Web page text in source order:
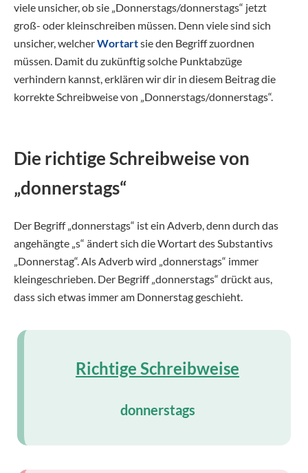
viele unsicher, ob sie „Donnerstags/donnerstags“ jetzt
groß- oder kleinschreiben müssen. Denn viele sind sich
unsicher, welcherWortartsie den Begriff zuordnen
müssen. Damit du zukünftig solche Punktabzüge
verhindern kannst, erklären wir dir in diesem Beitrag die
korrekte Schreibweise von „Donnerstags/donnerstags“.
Die richtige Schreibweise von
„donnerstags“
Der Begriff „donnerstags“ ist ein Adverb, denn durch das
angehängte „s“ ändert sich die Wortart des Substantivs
„Donnerstag“. Als Adverb wird „donnerstags“ immer
kleingeschrieben. Der Begriff „donnerstags“ drückt aus,
dass sich etwas immer am Donnerstag geschieht.
Richtige Schreibweise
donnerstags